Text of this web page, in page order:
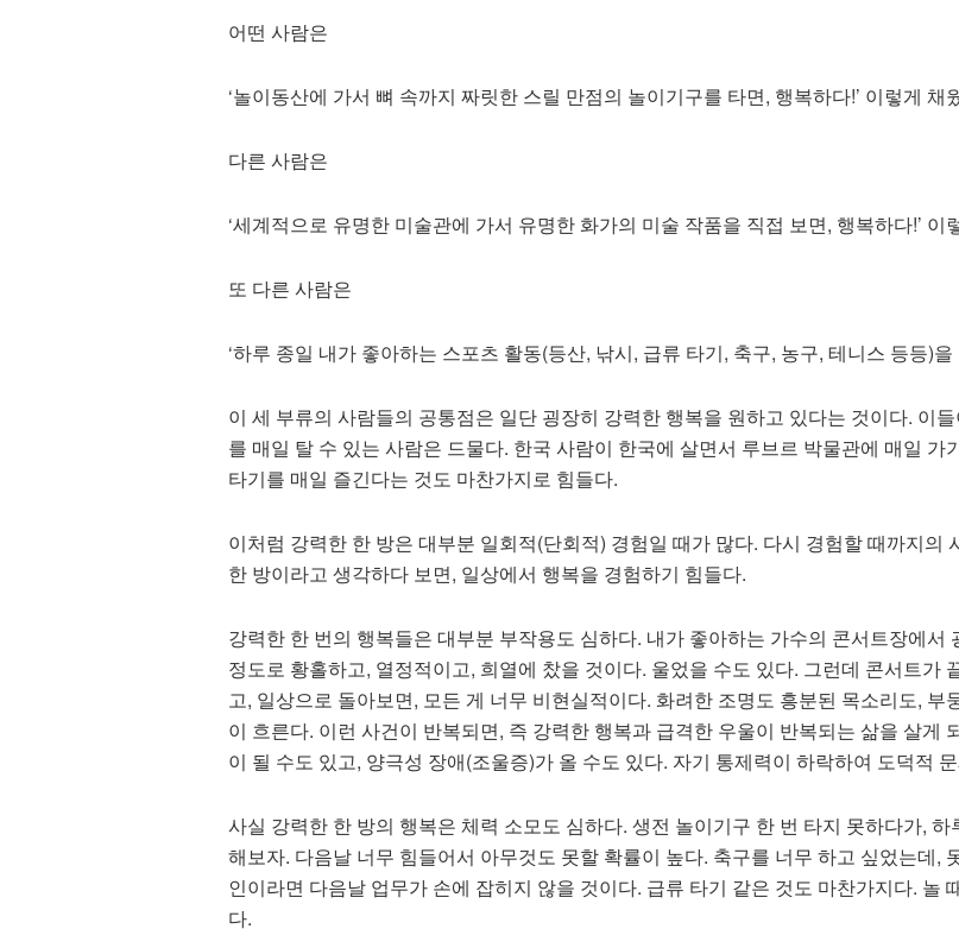
어떤 사람은
‘놀이동산에 가서 뼈 속까지 짜릿한 스릴 만점의 놀이기구를 타면, 행복하다!’ 이렇게 채
다른 사람은
‘세계적으로 유명한 미술관에 가서 유명한 화가의 미술 작품을 직접 보면, 행복하다!’ 이
또 다른 사람은
‘하루 종일 내가 좋아하는 스포츠 활동(등산, 낚시, 급류 타기, 축구, 농구, 테니스 등등)
이 세 부류의 사람들의 공통점은 일단 굉장히 강력한 행복을 원하고 있다는 것이다. 이
를 매일 탈 수 있는 사람은 드물다. 한국 사람이 한국에 살면서 루브르 박물관에 매일
타기를 매일 즐긴다는 것도 마찬가지로 힘들다.
이처럼 강력한 한 방은 대부분 일회적(단회적) 경험일 때가 많다. 다시 경험할 때까지
한 방이라고 생각하다 보면, 일상에서 행복을 경험하기 힘들다.
강력한 한 번의 행복들은 대부분 부작용도 심하다. 내가 좋아하는 가수의 콘서트장에
정도로 황홀하고, 열정적이고, 희열에 찼을 것이다. 울었을 수도 있다. 그런데 콘서트가
고, 일상으로 돌아보면, 모든 게 너무 비현실적이다. 화려한 조명도 흥분된 목소리도,
이 흐른다. 이런 사건이 반복되면, 즉 강력한 행복과 급격한 우울이 반복되는 삶을 살게
이 될 수도 있고, 양극성 장애(조울증)가 올 수도 있다. 자기 통제력이 하락하여 도덕적
사실 강력한 한 방의 행복은 체력 소모도 심하다. 생전 놀이기구 한 번 타지 못하다가,
해보자. 다음날 너무 힘들어서 아무것도 못할 확률이 높다. 축구를 너무 하고 싶었는데,
인이라면 다음날 업무가 손에 잡히지 않을 것이다. 급류 타기 같은 것도 마찬가지다. 놀
다.